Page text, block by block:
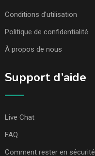
Conditions d’utilisation
Politique de confidentialité
À propos de nous
Support d’aide
Live Chat
FAQ
Comment rester en sécurité